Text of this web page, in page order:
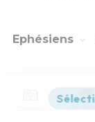
Ephésiens
Seuls les Évangiles